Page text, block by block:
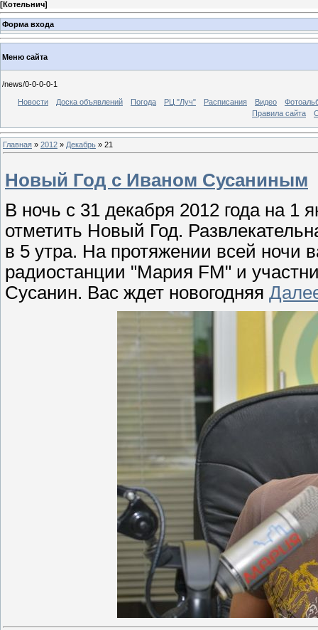
[Котельнич]
Форма входа
Меню сайта
/news/0-0-0-0-1
Новости Доска объявлений Погода РЦ "Луч" Расписания Видео
Правила сайта
Главная » 2012 » Декабрь » 21
Новый Год с Иваном Сусаниным
В ночь с 31 декабря 2012 года на 1
отметить Новый Год.
в 5 утра. На протяжении всей ночи
радиостанции "Мария FM" и
Сусанин. Вас ждет новогодняя